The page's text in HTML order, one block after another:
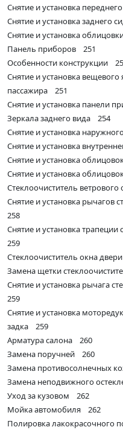
Снятие и установка
Снятие и установка заднего
Снятие и установка
Панель приборов 251
Особенности конструкции
Снятие и установка
пассажира 251
Снятие и установка панели
Зеркала заднего вида 254
Снятие и установка
Снятие и установка
Снятие и установка
Снятие и установка
Стеклоочиститель
Снятие и установка рычагов
258
Снятие и установка трапеции
259
Стеклоочиститель окна
Замена щетки
Снятие и установка рычага
259
Снятие и установка
задка 259
Арматура салона 260
Замена поручней 260
Замена противосолнечных
Замена неподвижного
Уход за кузовом 262
Мойка автомобиля 262
Полировка лакокрасочного